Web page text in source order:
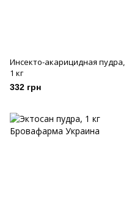
Инсекто-акарицидная пудра,
1 кг
332 грн